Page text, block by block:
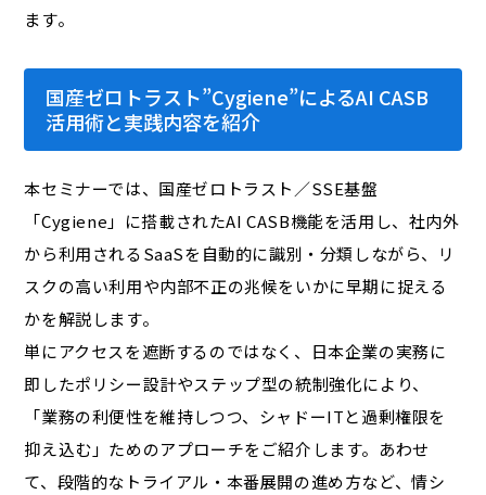
ます。
国産ゼロトラスト”Cygiene”によるAI CASB
活用術と実践内容を紹介
本セミナーでは、国産ゼロトラスト／SSE基盤
「Cygiene」に搭載されたAI CASB機能を活用し、社内外
から利用されるSaaSを自動的に識別・分類しながら、リ
スクの高い利用や内部不正の兆候をいかに早期に捉える
かを解説します。
単にアクセスを遮断するのではなく、日本企業の実務に
即したポリシー設計やステップ型の統制強化により、
「業務の利便性を維持しつつ、シャドーITと過剰権限を
抑え込む」ためのアプローチをご紹介します。あわせ
て、段階的なトライアル・本番展開の進め方など、情シ